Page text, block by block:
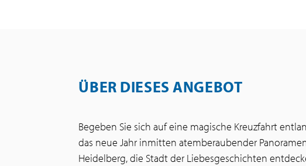
ÜBER DIESES ANGEBOT
Begeben Sie sich auf eine magische Kreuzfahrt
das neue Jahr inmitten atemberaubender
Heidelberg, die Stadt der Liebesgeschichten